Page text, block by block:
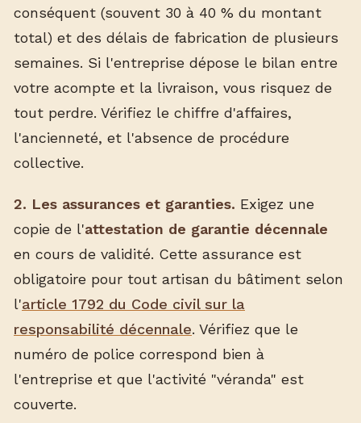
conséquent (souvent 30 à 40 % du montant
total) et des délais de fabrication de plusieurs
semaines. Si l'entreprise dépose le bilan entre
votre acompte et la livraison, vous risquez de
tout perdre. Vérifiez le chiffre d'affaires,
l'ancienneté, et l'absence de procédure
collective.
2. Les assurances et garanties. Exigez une
copie de l'attestation de garantie décennale
en cours de validité. Cette assurance est
obligatoire pour tout artisan du bâtiment selon
l'article 1792 du Code civil sur la
responsabilité décennale. Vérifiez que le
numéro de police correspond bien à
l'entreprise et que l'activité "véranda" est
couverte.